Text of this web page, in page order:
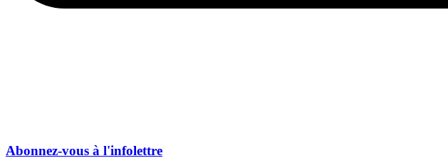
Abonnez-vous à l'infolettre